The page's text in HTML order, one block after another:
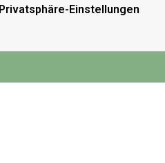
Privatsphäre-Einstellungen